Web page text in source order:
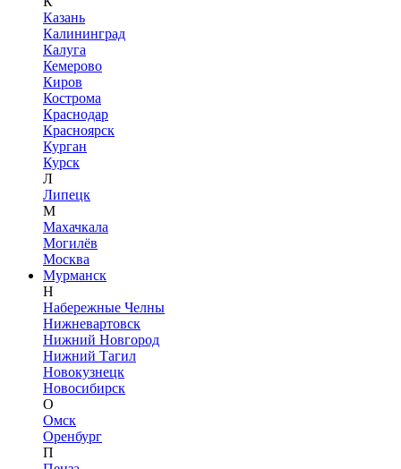
Казань
Калининград
Калуга
Кемерово
Киров
Кострома
Краснодар
Красноярск
Курган
Курск
Л
Липецк
М
Махачкала
Могилёв
Москва
Мурманск
Н
Набережные Челны
Нижневартовск
Нижний Новгород
Нижний Тагил
Новокузнецк
Новосибирск
О
Омск
Оренбург
П